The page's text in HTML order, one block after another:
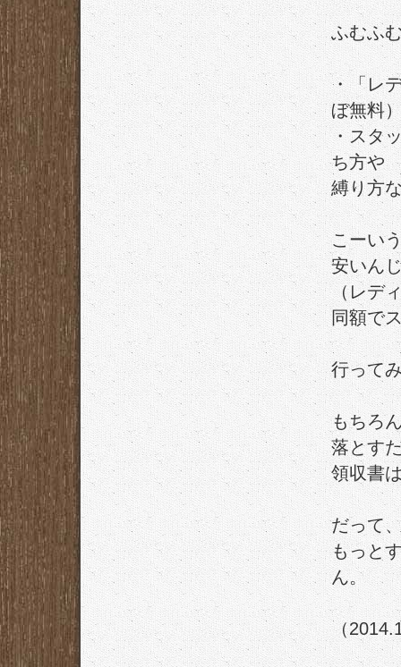
ふむふ
・「レ
ぼ無料
・スタ
ち方や
縛り方
こーい
安いん
（レデ
同額で
行って
もちろ
落とす
領収書
だって
もっと
ん。
（